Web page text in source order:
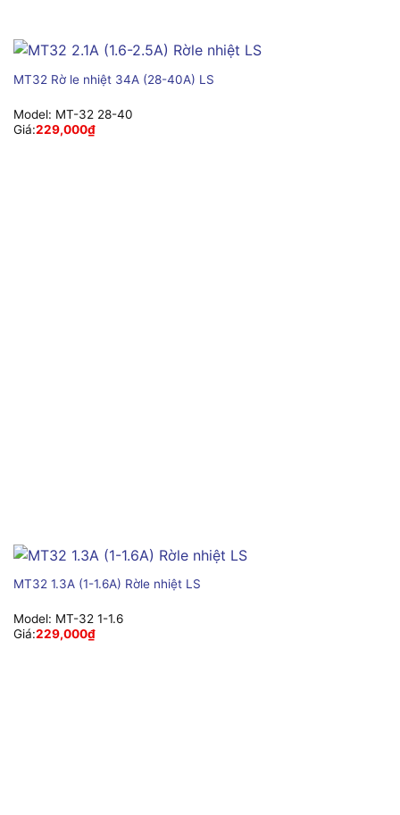
MT32 Rờ le nhiệt 34A (28-40A) LS
Model: MT-32 28-40
Giá:229,000₫
MT32 1.3A (1-1.6A) Rờle nhiệt LS
Model: MT-32 1-1.6
Giá:229,000₫